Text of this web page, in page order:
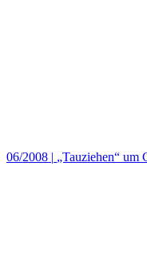
06/2008 | „Tauziehen“ um